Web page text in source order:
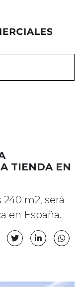
TIENDA EN
m2, será
en España.